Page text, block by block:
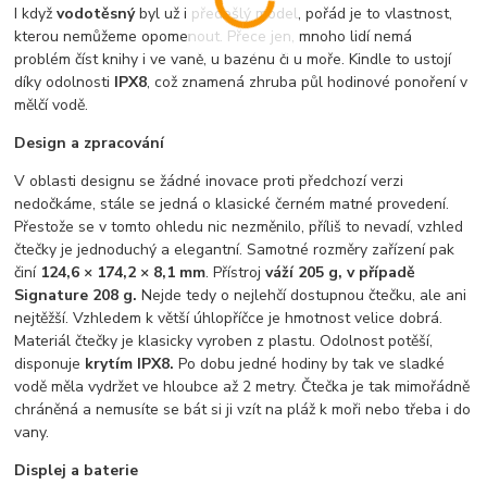
I kdyžvodotěsnýbyl už i předešlý model, pořád je to vlastnost,
kterou nemůžeme opomenout. Přece jen, mnoho lidí nemá
problém číst knihy i ve vaně, u bazénu či u moře. Kindle to ustojí
díky odolnosti IPX8, což znamená zhruba půl hodinové ponoření v
mělčí vodě.
Design a zpracování
V oblasti designu se žádné inovace proti předchozí verzi
nedočkáme, stále se jedná o klasické černém matné provedení.
Přestože se v tomto ohledu nic nezměnilo, příliš to nevadí, vzhled
čtečky je jednoduchý a elegantní. Samotné rozměry zařízení pak
činí 124,6 × 174,2 × 8,1 mm. Přístrojváží 205 g, v případě
Signature 208 g. Nejde tedy o nejlehčí dostupnou čtečku, ale ani
nejtěžší. Vzhledem k větší úhlopříčce je hmotnost velice dobrá.
Materiál čtečky je klasicky vyroben z plastu. Odolnost potěší,
disponuje krytím IPX8. Po dobu jedné hodiny by tak ve sladké
vodě měla vydržet ve hloubce až 2 metry. Čtečka je tak mimořádně
chráněná a nemusíte se bát si ji vzít na pláž k moři nebo třeba i do
vany.
Displej a baterie